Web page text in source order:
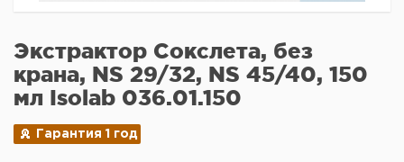
Экстрактор Сокслета, без
крана, NS 29/32, NS 45/40, 150
мл Isolab 036.01.150
Гарантия 1 год